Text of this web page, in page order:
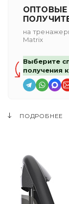
ОПТОВЫЕ
на
Matrix
Выберите
получения
ПОДРОБНЕЕ